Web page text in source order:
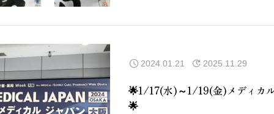
2024.01.21 2025.11.29
🌟1/17(水)～1/19(金)メディカ
🌟